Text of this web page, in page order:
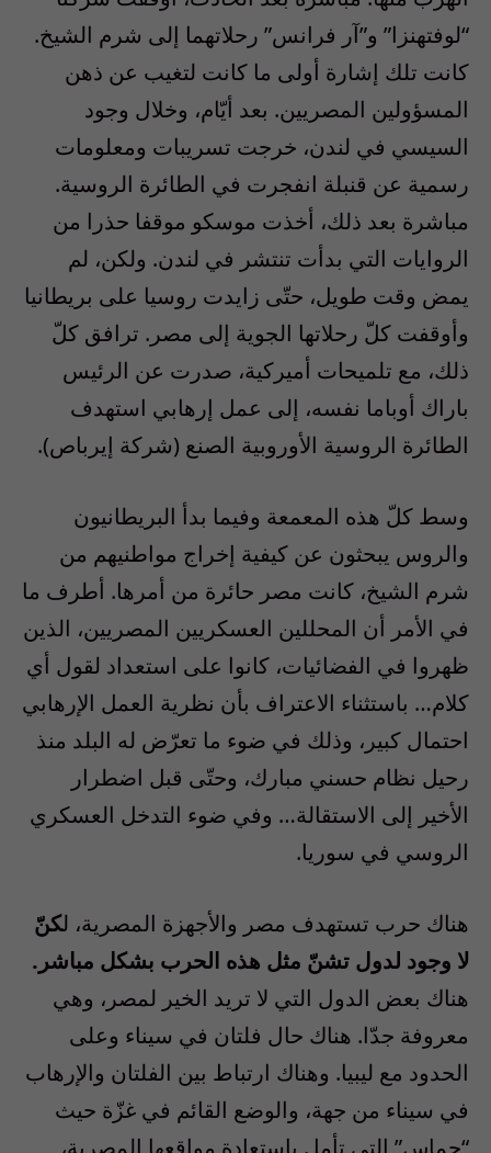
“لوفتهنزا” و”آر فرانس” رحلاتهما إلى شرم الشيخ.
كانت تلك إشارة أولى ما كانت لتغيب عن ذهن
المسؤولين المصريين. بعد أيّام، وخلال وجود
السيسي في لندن، خرجت تسريبات ومعلومات
رسمية عن قنبلة انفجرت في الطائرة الروسية.
مباشرة بعد ذلك، أخذت موسكو موقفا حذرا من
الروايات التي بدأت تنتشر في لندن. ولكن، لم
يمض وقت طويل، حتّى زايدت روسيا على بريطانيا
وأوقفت كلّ رحلاتها الجوية إلى مصر. ترافق كلّ
ذلك، مع تلميحات أميركية، صدرت عن الرئيس
باراك أوباما نفسه، إلى عمل إرهابي استهدف
الطائرة الروسية الأوروبية الصنع (شركة إيرباص).
‎وسط كلّ هذه المعمعة وفيما بدأ البريطانيون
والروس يبحثون عن كيفية إخراج مواطنيهم من
شرم الشيخ، كانت مصر حائرة من أمرها. أطرف ما
في الأمر أن المحللين العسكريين المصريين، الذين
ظهروا في الفضائيات، كانوا على استعداد لقول أي
كلام… باستثناء الاعتراف بأن نظرية العمل الإرهابي
احتمال كبير، وذلك في ضوء ما تعرّض له البلد منذ
رحيل نظام حسني مبارك، وحتّى قبل اضطرار
الأخير إلى الاستقالة… وفي ضوء التدخل العسكري
الروسي في سوريا.
كنّ
لا وجود لدول تشنّ مثل هذه الحرب بشكل مباشر.
هناك بعض الدول التي لا تريد الخير لمصر، وهي
معروفة جدّا. هناك حال فلتان في سيناء وعلى
الحدود مع ليبيا. وهناك ارتباط بين الفلتان والإرهاب
في سيناء من جهة، والوضع القائم في غزّة حيث
“حماس” التي تأمل باستعادة مواقعها المصرية،